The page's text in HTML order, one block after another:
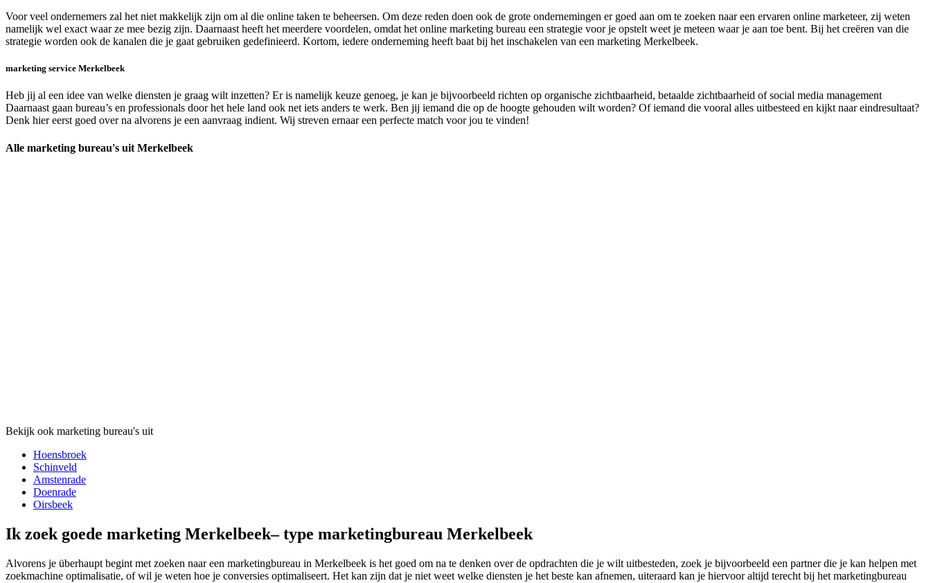
Voor veel ondernemers zal het niet makkelijk zijn om al die online taken te beheersen. Om deze reden doen ook de grote ondernemingen er goed aan om te zoeken naar een ervaren online marketeer, zij weten
namelijk wel exact waar ze mee bezig zijn. Daarnaast heeft het meerdere voordelen, omdat het online marketing bureau een strategie voor je opstelt weet je meteen waar je aan toe bent. Bij het creëren van die
strategie worden ook de kanalen die je gaat gebruiken gedefinieerd. Kortom, iedere onderneming heeft baat bij het inschakelen van een marketing Merkelbeek.
marketing service Merkelbeek
Heb jij al een idee van welke diensten je graag wilt inzetten? Er is namelijk keuze genoeg, je kan je bijvoorbeeld richten op organische zichtbaarheid, betaalde zichtbaarheid of social media management
Daarnaast gaan bureau’s en professionals door het hele land ook net iets anders te werk. Ben jij iemand die op de hoogte gehouden wilt worden? Of iemand die vooral alles uitbesteed en kijkt naar eindresultaat?
Denk hier eerst goed over na alvorens je een aanvraag indient. Wij streven ernaar een perfecte match voor jou te vinden!
Alle marketing bureau's uit Merkelbeek
Bekijk ook marketing bureau's uit
Hoensbroek
Schinveld
Amstenrade
Doenrade
Oirsbeek
Ik zoek goede marketing Merkelbeek– type marketingbureau Merkelbeek
Alvorens je überhaupt begint met zoeken naar een marketingbureau in Merkelbeek is het goed om na te denken over de opdrachten die je wilt uitbesteden, zoek je bijvoorbeeld een partner die je kan helpen met
zoekmachine optimalisatie, of wil je weten hoe je conversies optimaliseert. Het kan zijn dat je niet weet welke diensten je het beste kan afnemen, uiteraard kan je hiervoor altijd terecht bij het marketingbureau